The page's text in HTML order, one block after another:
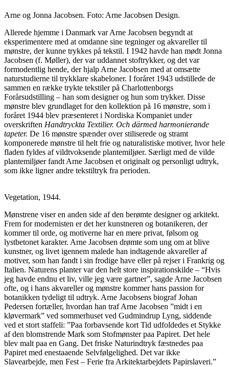
Arne og Jonna Jacobsen. Foto: Arne Jacobsen Design.
Allerede hjemme i Danmark var Arne Jacobsen begyndt at
eksperimentere med at omdanne sine tegninger og akvareller til
mønstre, der kunne trykkes på tekstil. I 1942 havde han mødt Jonna
Jacobsen (f. Møller), der var uddannet stoftrykker, og det var
formodentlig hende, der hjalp Arne Jacobsen med at omsætte
naturstudierne til trykklare skabeloner. I foråret 1943 udstillede de
sammen en række trykte tekstiler på Charlottenborgs
Forårsudstilling – han som designer og hun som trykker. Disse
mønstre blev grundlaget for den kollektion på 16 mønstre, som i
foråret 1944 blev præsenteret i Nordiska Kompaniet under
overskriften Handtryckta Textilier. Och därmed harmonierande
tapeter. De 16 mønstre spænder over stiliserede og stramt
komponerede mønstre til helt frie og naturalistiske motiver, hvor hele
fladen fyldes af vildtvoksende plantemiljøer. Særligt med de vilde
plantemiljøer fandt Arne Jacobsen et originalt og personligt udtryk,
som ikke ligner andre tekstiltryk fra perioden.
Vegetation, 1944.
Mønstrene viser en anden side af den berømte designer og arkitekt.
Frem for modernisten er det her kunstneren og botanikeren, der
kommer til orde, og motiverne har en mere privat, følsom og
lystbetonet karakter. Arne Jacobsen drømte som ung om at blive
kunstner, og livet igennem malede han indtagende akvareller af
motiver, som han fandt i sin frodige have eller på rejser i Frankrig og
Italien. Naturens planter var den helt store inspirationskilde – “Hvis
jeg havde endnu et liv, ville jeg være gartner”, sagde Arne Jacobsen
ofte, og i hans akvareller og mønstre kommer hans passion for
botanikken tydeligt til udtryk. Arne Jacobsens biograf Johan
Pedersen fortæller, hvordan han traf Arne Jacobsen ”midt i en
kløvermark” ved sommerhuset ved Gudmindrup Lyng, siddende
ved et stort staffeli: ”Paa forbavsende kort Tid udfoldedes et Stykke
af den blomstrende Mark som Stofmønster paa Papiret. Det hele
blev malt paa en Gang. Det friske Naturindtryk fæstnedes paa
Papiret med enestaaende Selvfølgelighed. Det var ikke
Slavearbejde, men Fest – Ferie fra Arkitektarbejdets Papirslaveri.”